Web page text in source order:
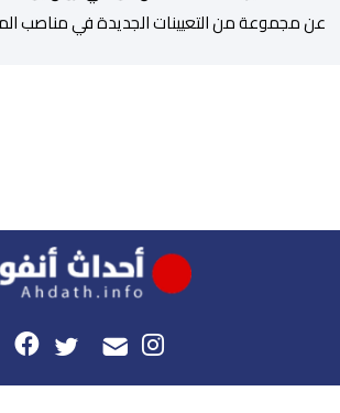
عن مجموعة من التعيينات الجديدة في مناصب